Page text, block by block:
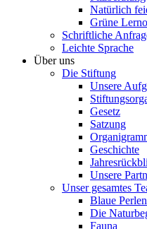
Natürlich
Grüne
Schriftliche
Leichte Sprache
Über uns
Die Stiftung
Unsere
Gesetz
Satzung
Geschichte
Unsere
Unser gesamtes
Blaue Perlen
Die
Fauna